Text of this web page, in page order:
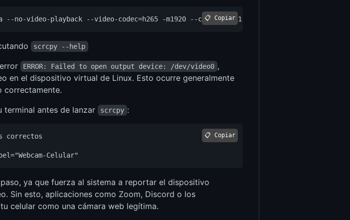
📋 Copiar
scrcpy --help
ERROR: Failed to open output device: /dev/video0 ,
en el dispositivo virtual de Linux. Esto ocurre generalmente
correctamente.
terminal antes de lanzar
scrcpy :
correctos 📋 Copiar
ya que fuerza al sistema a reportar el dispositivo
Sin esto, aplicaciones como Zoom, Discord o los
celular como una cámara web legítima.